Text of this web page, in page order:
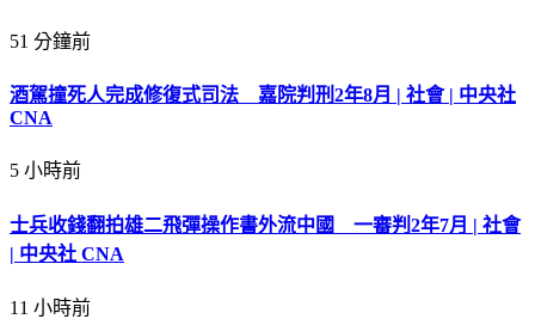
51 分鐘前
酒駕撞死人完成修復式司法 嘉院判刑2年8月 | 社會 | 中央社
CNA
5 小時前
士兵收錢翻拍雄二飛彈操作書外流中國 一審判2年7月 | 社會
| 中央社 CNA
11 小時前